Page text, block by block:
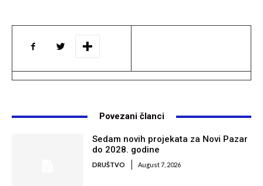
Povezani članci
Sedam novih projekata za Novi Pazar
do 2028. godine
DRUŠTVO August 7, 2026